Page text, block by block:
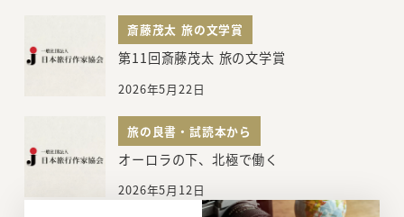
斎藤茂太 旅の文学賞
第11回斎藤茂太 旅の文学賞
2026年5月22日
旅の良書・試読本から
オーロラの下、北極で働く
2026年5月12日